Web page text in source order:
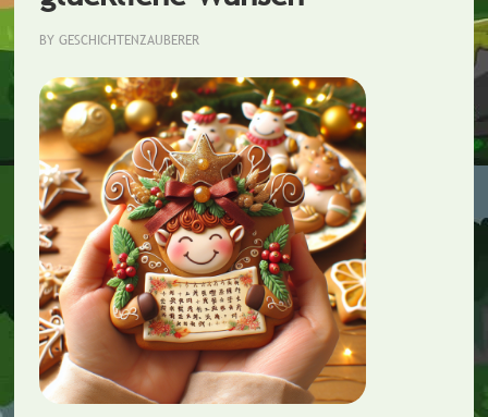
BY GESCHICHTENZAUBERER